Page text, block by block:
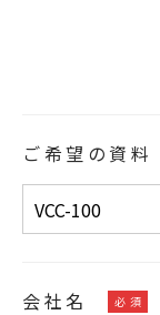
ご希望の資料
会社名